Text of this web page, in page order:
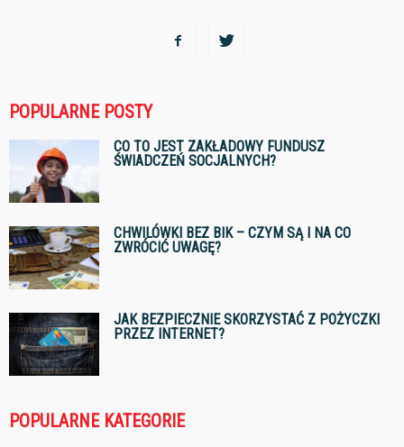
POPULARNE POSTY
CO TO JEST ZAKŁADOWY FUNDUSZ
ŚWIADCZEŃ SOCJALNYCH?
CHWILÓWKI BEZ BIK – CZYM SĄ I NA CO
ZWRÓCIĆ UWAGĘ?
JAK BEZPIECZNIE SKORZYSTAĆ Z POŻYCZKI
PRZEZ INTERNET?
POPULARNE KATEGORIE